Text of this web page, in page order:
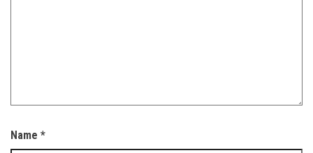
Name *